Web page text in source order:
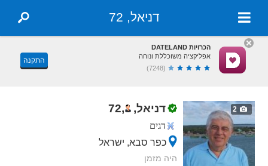
דניאל, 72
הכרויות DATELAND
אפליקציה משוכללת ונוחה
(7248)
התקנה
2 דניאל, ,
72
דגים
כפר סבא, ישראל
היה מזמן